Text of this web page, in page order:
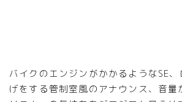
バイクのエンジンがかかるようなSE
げをする管制室風のアナウンス、音量